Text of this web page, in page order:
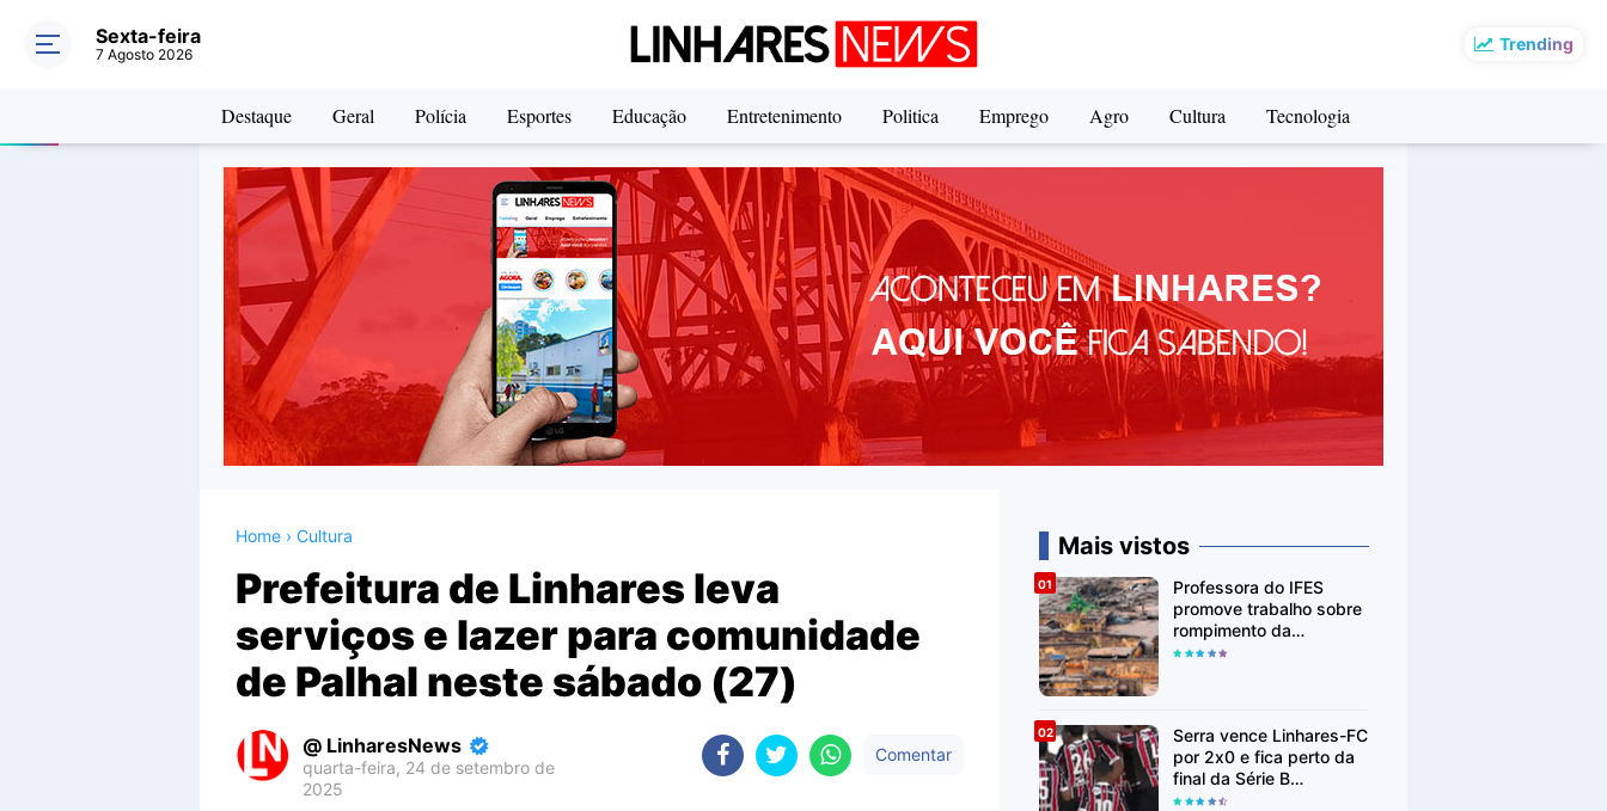
Trending
Sexta-feira
7 Agosto 2026
Destaque Geral Polícia Esportes Educação Entretenimento Politica Emprego Agro Cultura Tecnologia
Home › Cultura
Prefeitura de Linhares leva
serviços e lazer para comunidade
de Palhal neste sábado (27)
LinharesNews
quarta-feira, 24 de setembro de
2025
Comentar
Mais vistos
Professora do IFES
promove trabalho sobre
rompimento da
Barragem de Fundão em
Serra vence Linhares-FC
por 2x0 e fica perto da
final da Série B
Capixaba